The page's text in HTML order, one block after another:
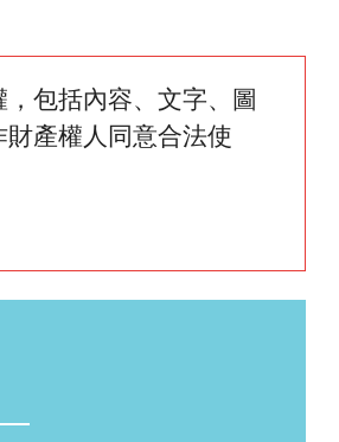
包括內容、文字、圖
產權人同意合法使